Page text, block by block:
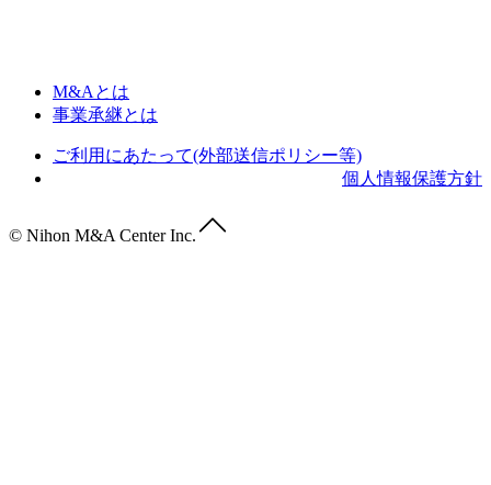
M&Aとは
事業承継とは
ご利用にあたって(外部送信ポリシー等)
個人情報保護方針
© Nihon M&A Center Inc.